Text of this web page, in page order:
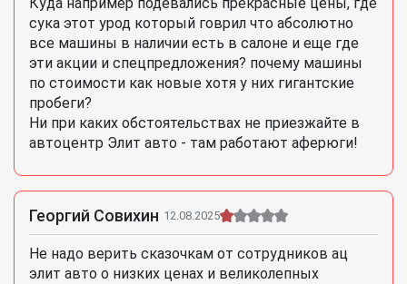
сука этот урод который говрил что абсолютно
все машины в наличии есть в салоне и еще где
эти акции и спецпредложения? почему машины
по стоимости как новые хотя у них гигантские
пробеги?
Ни при каких обстоятельствах не приезжайте в
автоцентр Элит авто - там работают аферюги!
Георгий Совихин 12.08.2025
Не надо верить сказочкам от сотрудников ац
элит авто о низких ценах и великолепных